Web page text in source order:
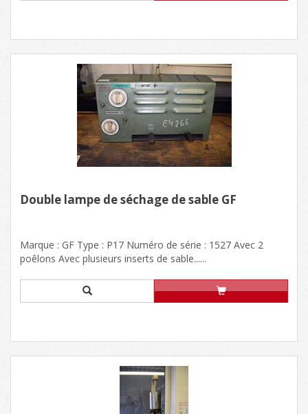
Double lampe de séchage de sable GF
Marque : GF Type : P17 Numéro de série : 1527 Avec 2
poêlons Avec plusieurs inserts de sable......